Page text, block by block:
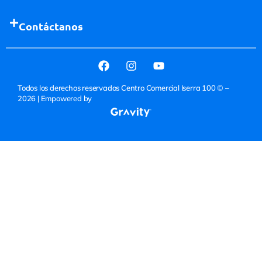
Contáctanos
Todos los derechos reservados Centro Comercial Iserra 100 © –
2026 | Empowered by